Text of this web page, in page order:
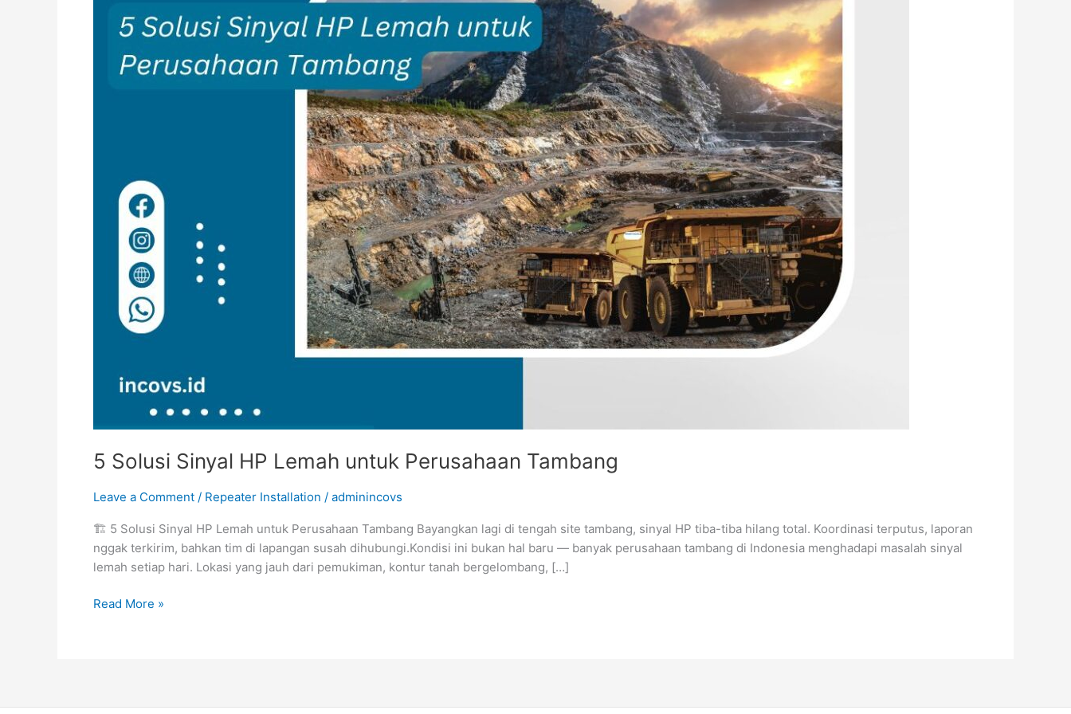
5 Solusi Sinyal HP Lemah untuk Perusahaan Tambang
Leave a Comment / Repeater Installation / adminincovs
🏗️ 5 Solusi Sinyal HP Lemah untuk Perusahaan Tambang Bayangkan lagi di tengah site tambang, sinyal HP tiba-tiba hilang total. Koordinasi terputus, laporan
nggak terkirim, bahkan tim di lapangan susah dihubungi.Kondisi ini bukan hal baru — banyak perusahaan tambang di Indonesia menghadapi masalah sinyal
lemah setiap hari. Lokasi yang jauh dari pemukiman, kontur tanah bergelombang, […]
Tambang
Read More »